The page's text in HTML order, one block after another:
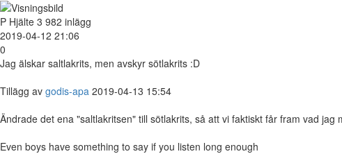
P Hjälte 3 982 inlägg
2019-04-12 21:06
0
Jag älskar saltlakrits, men avskyr sötlakrits :D
Tillägg av godis-apa 2019-04-13 15:54
Ändrade det ena "saltlakritsen" till sötlakrits, så att vi faktiskt får fram vad jag
Even boys have something to say if you listen long enough